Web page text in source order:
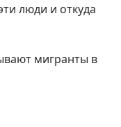
люди и откуда
мигранты в